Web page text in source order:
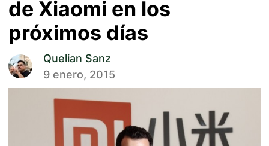
de Xiaomi en los
próximos días
Quelian Sanz
9 enero, 2015